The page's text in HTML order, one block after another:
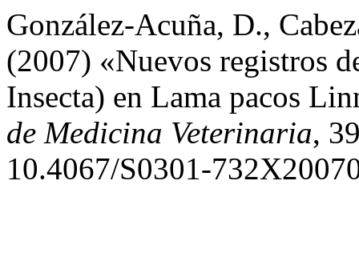
González-Acuña, D.,
(2007) «Nuevos registros
Insecta) en Lama pacos
de Medicina Veterinaria,
10.4067/S0301-